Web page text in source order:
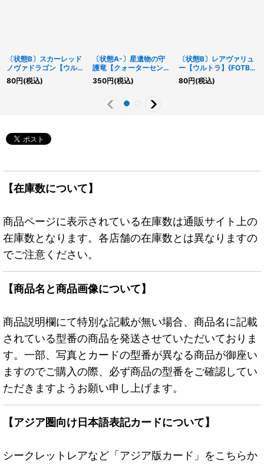
〔状態B〕スカーレッド
ノヴァドラゴン【ウルト
ラ】{STBL-JP042}《シ
ンクロ》
80円(税込)
〔状態A-〕星遺物の守
護竜【クォーターセンチ
ュリーシークレット】
{QCCP-JP197}《魔
350円(税込)
〔状態B〕レアヴァリュ
ー【ウルトラ】{FOTB-
JP033}《魔法》
80円(税込)
【在庫数について】
商品ページに表示されている在庫数は通販サイト上の
在庫数となります。各店舗の在庫数とは異なりますの
でご注意ください。
【商品名と商品画像について】
商品説明欄にて特別な記載が無い場合、商品名に記載
されている型番の商品を発送させていただいておりま
す。一部、写真とカードの型番が異なる商品が御座い
ますのでご購入の際、必ず商品の型番をご確認してい
ただきますようお願い申し上げます。
【アジア圏向け日本語表記カードについて】
シークレットレアなど「アジア版カード」をこちらか